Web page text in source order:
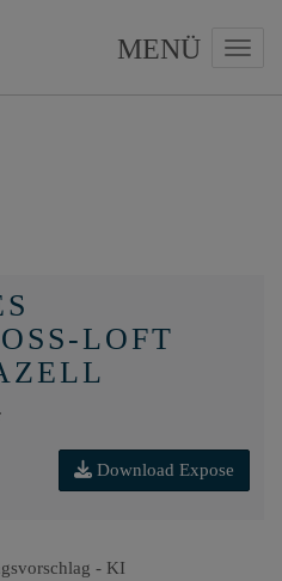
LOFT
Download Expose